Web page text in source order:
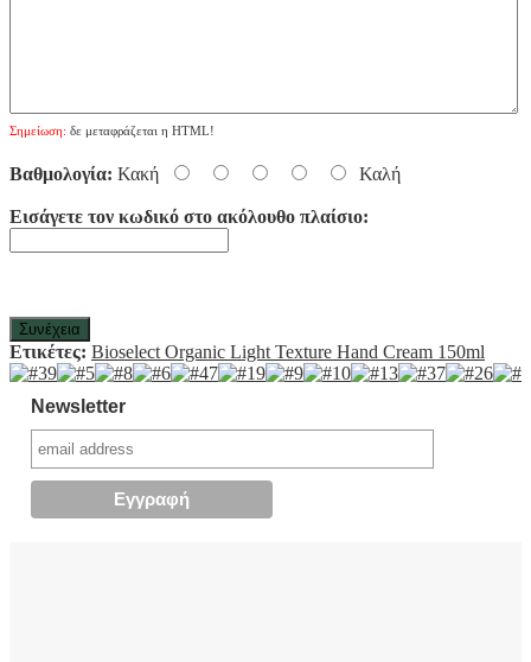
Σημείωση: δε μεταφράζεται η HTML!
Βαθμολογία: Κακή Καλή
Εισάγετε τον κωδικό στο ακόλουθο πλαίσιο:
Συνέχεια
Ετικέτες: Bioselect Organic Light Texture Hand Cream 150ml
Newsletter